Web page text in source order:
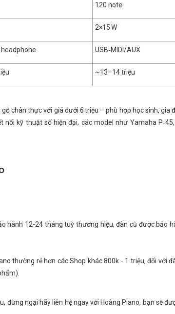
120 note
2×15 W
headphone USB‑MIDI/AUX
~13–14 triệu
chân thực với giá dưới 6 triệu – phù hợp học sinh, gia
kỹ thuật số hiện đại, các model như Yamaha
hành 12-24 tháng tuỳ thương hiệu, đàn cũ được bảo
thường rẻ hơn các Shop khác 800k - 1 triệu, đối với
đừng ngại hãy liên hệ ngay với Hoàng Piano, bạn sẽ